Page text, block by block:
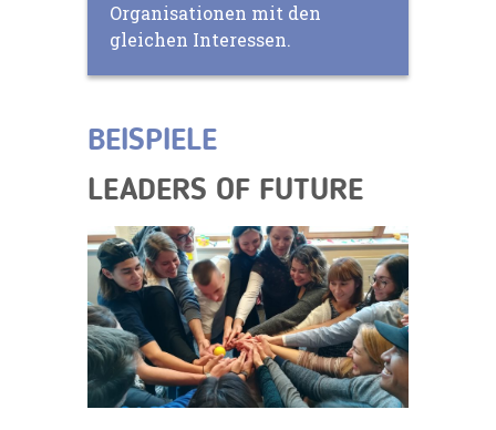
Organisationen mit den
gleichen Interessen.
BEISPIELE
LEADERS OF FUTURE